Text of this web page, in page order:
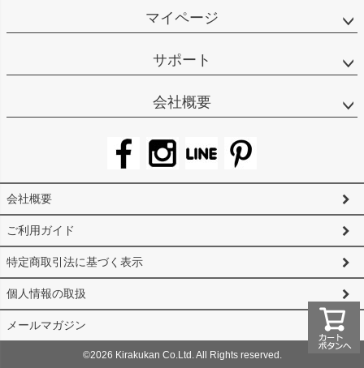
マイページ
サポート
会社概要
会社概要
ご利用ガイド
特定商取引法に基づく表示
個人情報の取扱
メールマガジン
©2026 Kirakukan Co.Ltd. All Rights reserved.